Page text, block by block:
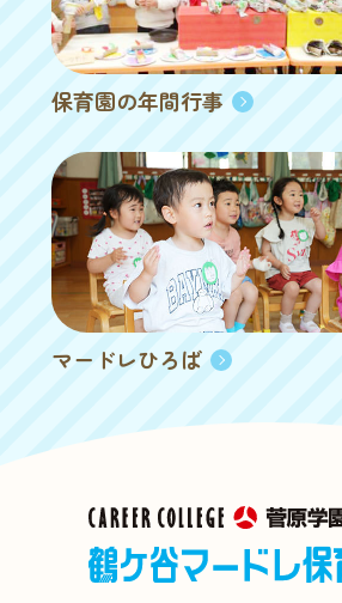
保育園の年間行事
マードレひろば